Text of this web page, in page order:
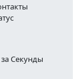
Секунды